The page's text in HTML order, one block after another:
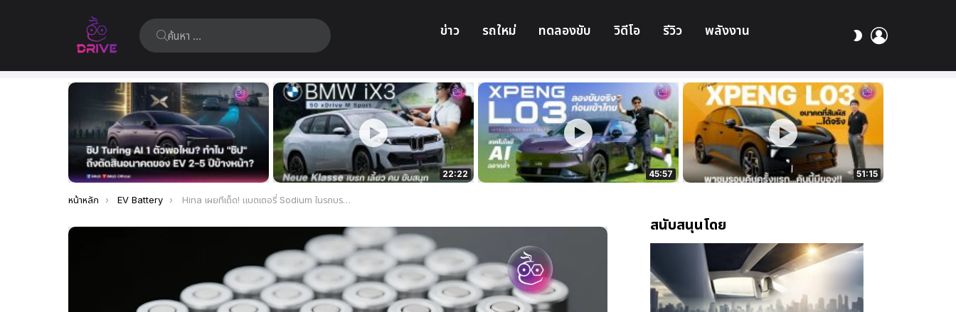
ค้นหา: ข่าว รถใหม่ ทดลองขับ วิดีโอ รีวิว พลังงาน
สลับ
เรื่อง
ล่าสุด
22:22 45:57 51:15
คุณอยู่ที่นี่:
หน้าหลัก EV Battery Hina เผยทีเด็ด! แบตเตอรี่ Sodium ในรถบรรทุกหนัก ประหยัดกว่า วิ่งไกลกว่า และชาร์จไวใน 11 นาที
สนับสนุนโดย